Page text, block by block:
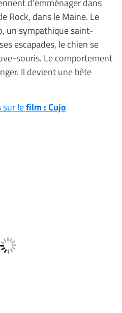
Rock, dans le Maine. Le
un sympathique saint-
escapades, le chien se
souris. Le comportement
Il devient une bête
lefilm : Cujo